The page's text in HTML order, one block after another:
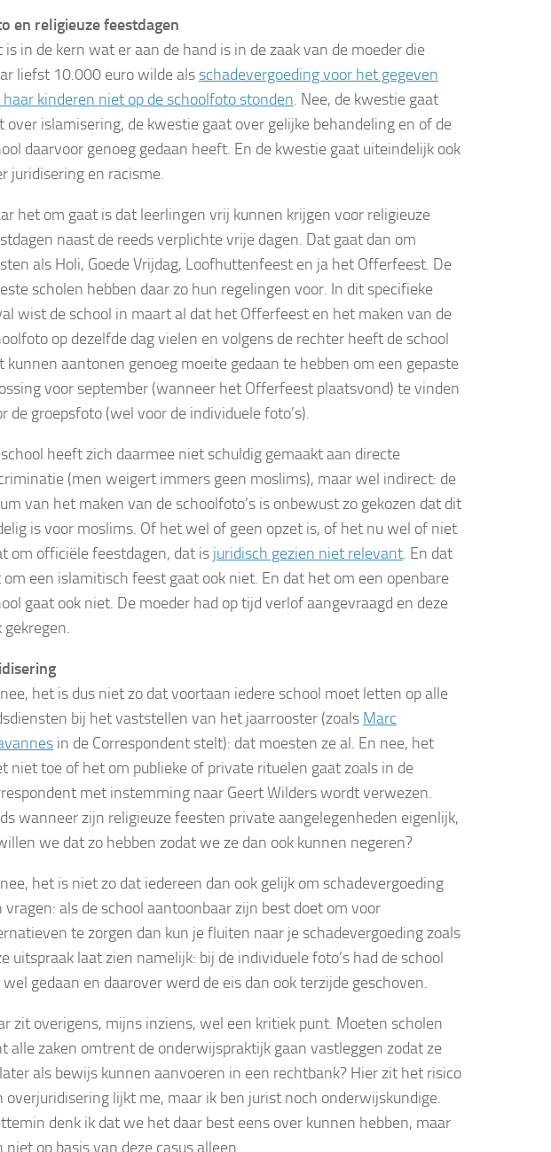
en religieuze feestdagen
is in de kern wat er aan de hand is in de zaak van de moeder die
liefst 10.000 euro wilde als schadevergoeding voor het gegeven
haar kinderen niet op de schoolfoto stonden. Nee, de kwestie gaat
over islamisering, de kwestie gaat over gelijke behandeling en of de
daarvoor genoeg gedaan heeft. En de kwestie gaat uiteindelijk ook
juridisering en racisme.
het om gaat is dat leerlingen vrij kunnen krijgen voor religieuze
naast de reeds verplichte vrije dagen. Dat gaat dan om
als Holi, Goede Vrijdag, Loofhuttenfeest en ja het Offerfeest. De
scholen hebben daar zo hun regelingen voor. In dit specifieke
wist de school in maart al dat het Offerfeest en het maken van de
op dezelfde dag vielen en volgens de rechter heeft de school
kunnen aantonen genoeg moeite gedaan te hebben om een gepaste
voor september (wanneer het Offerfeest plaatsvond) te vinden
de groepsfoto (wel voor de individuele foto’s).
heeft zich daarmee niet schuldig gemaakt aan directe
(men weigert immers geen moslims), maar wel indirect: de
van het maken van de schoolfoto’s is onbewust zo gekozen dat dit
is voor moslims. Of het wel of geen opzet is, of het nu wel of niet
om officiële feestdagen, dat is juridisch gezien niet relevant. En dat
om een islamitisch feest gaat ook niet. En dat het om een openbare
gaat ook niet. De moeder had op tijd verlof aangevraagd en deze
gekregen.
het is dus niet zo dat voortaan iedere school moet letten op alle
bij het vaststellen van het jaarrooster (zoals Marc
in de Correspondent stelt): dat moesten ze al. En nee, het
niet toe of het om publieke of private rituelen gaat zoals in de
met instemming naar Geert Wilders wordt verwezen.
wanneer zijn religieuze feesten private aangelegenheden eigenlijk,
we dat zo hebben zodat we ze dan ook kunnen negeren?
het is niet zo dat iedereen dan ook gelijk om schadevergoeding
vragen: als de school aantoonbaar zijn best doet om voor
te zorgen dan kun je fluiten naar je schadevergoeding zoals
uitspraak laat zien namelijk: bij de individuele foto’s had de school
wel gedaan en daarover werd de eis dan ook terzijde geschoven.
zit overigens, mijns inziens, wel een kritiek punt. Moeten scholen
alle zaken omtrent de onderwijspraktijk gaan vastleggen zodat ze
als bewijs kunnen aanvoeren in een rechtbank? Hier zit het risico
overjuridisering lijkt me, maar ik ben jurist noch onderwijskundige.
denk ik dat we het daar best eens over kunnen hebben, maar
niet op basis van deze casus alleen.